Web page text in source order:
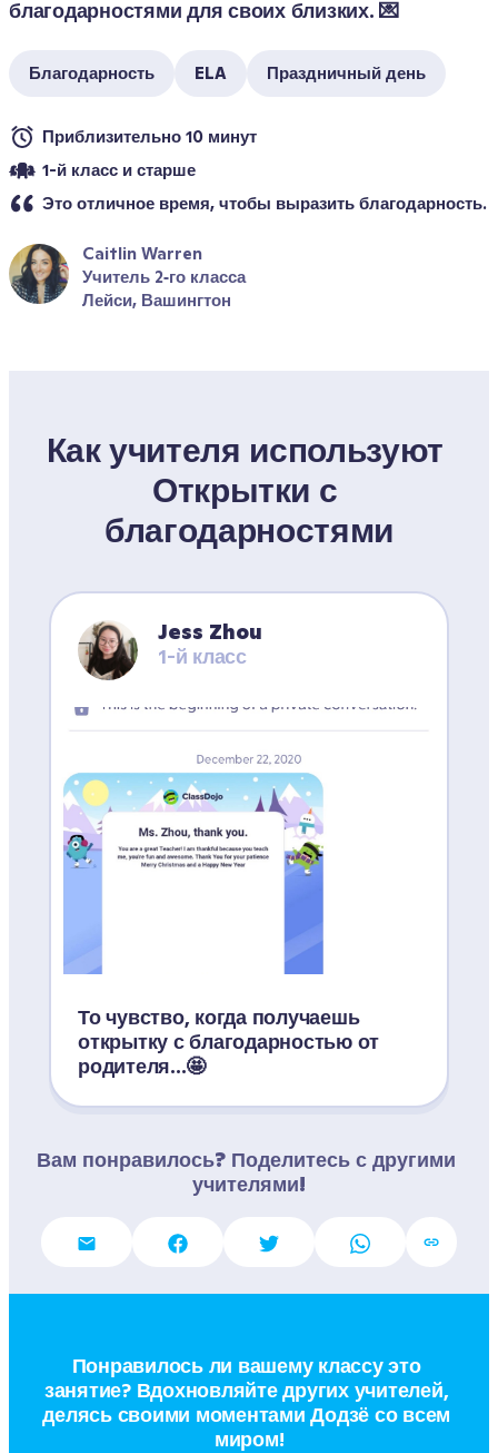
благодарностями для своих близких. 💌
Благодарность ELA Праздничный день
Приблизительно 10 минут
1-й класс и старше
Это отличное время, чтобы выразить благодарность.
Caitlin Warren
Учитель 2‑го класса
Лейси, Вашингтон
Как учителя используют
Открытки с
благодарностями
Jess Zhou
1-й класс
То чувство, когда получаешь
открытку с благодарностью от
родителя...🤩
Вам понравилось? Поделитесь с другими
учителями!
Понравилось ли вашему классу это
занятие? Вдохновляйте других учителей,
делясь своими моментами Додзё со всем
миром!